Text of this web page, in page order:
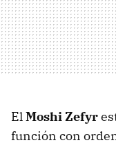
ElMoshi Zefyr
función con